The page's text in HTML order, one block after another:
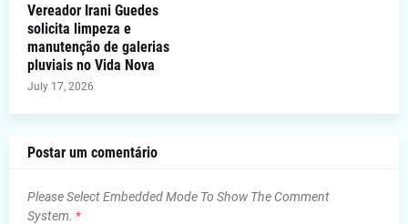
Vereador Irani Guedes
solicita limpeza e
manutenção de galerias
pluviais no Vida Nova
July 17, 2026
Postar um comentário
Please Select Embedded Mode To Show The Comment
System. *